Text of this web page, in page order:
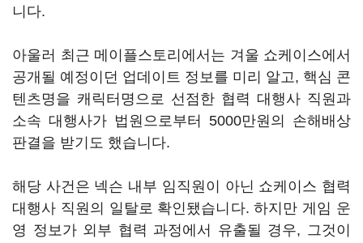
니다.
아울러 최근 메이플스토리에서는 겨울 쇼케이스에서
공개될 예정이던 업데이트 정보를 미리 알고, 핵심 콘
텐츠명을 캐릭터명으로 선점한 협력 대행사 직원과
소속 대행사가 법원으로부터 5000만원의 손해배상
판결을 받기도 했습니다.
해당 사건은 넥슨 내부 임직원이 아닌 쇼케이스 협력
대행사 직원의 일탈로 확인됐습니다. 하지만 게임 운
영 정보가 외부 협력 과정에서 유출될 경우, 그것이